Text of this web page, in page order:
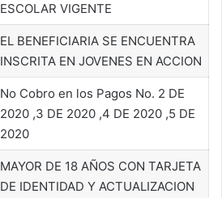
ESCOLAR VIGENTE
EL BENEFICIARIA SE ENCUENTRA
INSCRITA EN JOVENES EN ACCION
No Cobro en los Pagos No. 2 DE
2020 ,3 DE 2020 ,4 DE 2020 ,5 DE
2020
MAYOR DE 18 AÑOS CON TARJETA
DE IDENTIDAD Y ACTUALIZACION